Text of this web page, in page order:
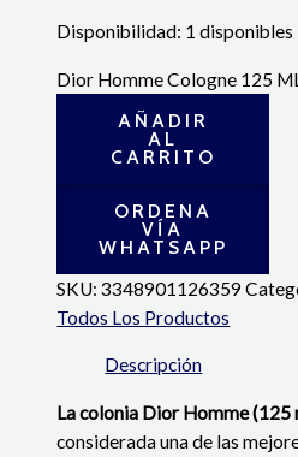
Disponibilidad: 1 disponibles
Dior Homme Cologne 125
AÑADIR
AL
CARRITO
ORDENA
VÍA
WHATSAPP
SKU:3348901126359
Todos Los Productos
Descripción
La colonia Dior Homme (125
considerada una de las